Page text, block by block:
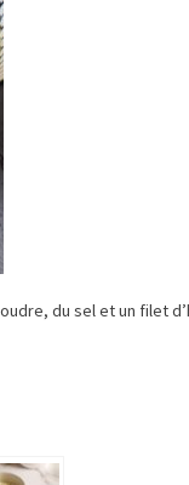
du sel et un filet